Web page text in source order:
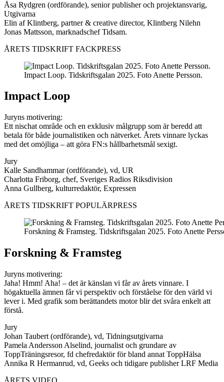
Åsa Rydgren (ordförande), senior publisher och projektansvarig,
Utgivarna
Elin af Klintberg, partner & creative director, Klintberg Nilehn
Jonas Mattsson, marknadschef Tidsam.
ÅRETS TIDSKRIFT FACKPRESS
Impact Loop. Tidskriftsgalan 2025. Foto Anette Persson.
Impact Loop
Juryns motivering:
Ett nischat område och en exklusiv målgrupp som är beredd att
betala för både journalistiken och nätverket. Årets vinnare lyckas
med det omöjliga – att göra FN:s hållbarhetsmål sexigt.
Jury
Kalle Sandhammar (ordförande), vd, UR
Charlotta Friborg, chef, Sveriges Radios Riksdivision
Anna Gullberg, kulturredaktör, Expressen
ÅRETS TIDSKRIFT POPULÄRPRESS
Forskning & Framsteg. Tidskriftsgalan 2025. Foto Anette
Forskning & Framsteg
Juryns motivering:
Jaha! Hmm! Aha! – det är känslan vi får av årets vinnare. I
högaktuella ämnen får vi perspektiv och förståelse för den värld vi
lever i. Med grafik som berättandets motor blir det svåra enkelt att
förstå.
Jury
Johan Taubert (ordförande), vd, Tidningsutgivarna
Pamela Andersson Alselind, journalist och grundare av
ToppTräningsresor, fd chefredaktör för bland annat ToppHälsa
Annika R Hermanrud, vd, Geeks och tidigare publisher LRF Media